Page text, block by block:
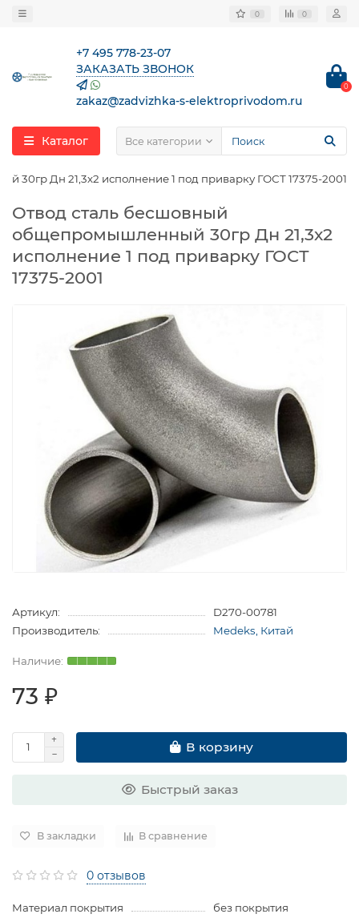
0 0
+7 495 778-23-07
ЗАКАЗАТЬ ЗВОНОК
zakaz@zadvizhka-s-elektroprivodom.ru
0
Каталог Все категории
30гр Дн 21,3х2 исполнение 1 под приварку ГОСТ 17375-2001
Отвод сталь бесшовный
общепромышленный 30гр Дн 21,3х2
исполнение 1 под приварку ГОСТ
17375-2001
Артикул:
D270-00781
Производитель:
Medeks, Китай
73 ₽
В корзину
Быстрый заказ
В закладки В сравнение
0 отзывов
Материал покрытия
без покрытия